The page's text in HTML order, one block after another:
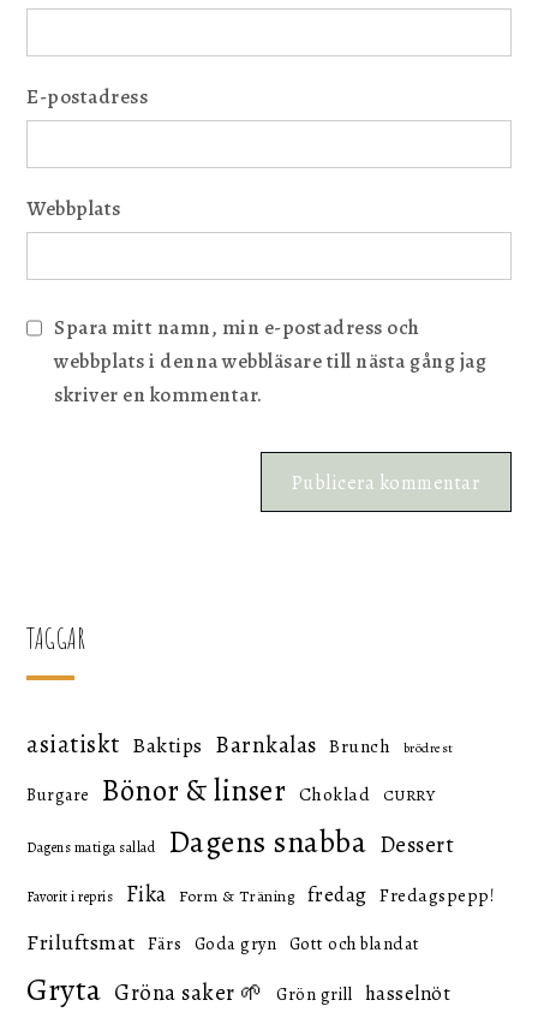
E-postadress
Webbplats
Spara mitt namn, min e-postadress och
webbplats i denna webbläsare till nästa gång jag
skriver en kommentar.
TAGGAR
asiatiskt Baktips Barnkalas Brunch brödrest
Burgare Bönor & linser Choklad CURRY
Dagens matiga sallad Dagens snabba Dessert
Favorit i repris Fika Form & Träning fredag Fredagspepp!
Friluftsmat Färs Goda gryn Gott och blandat
Gryta Gröna saker 🌱 Grön grill hasselnöt